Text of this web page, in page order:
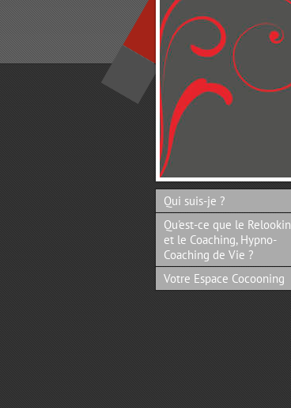
Qui suis-je ?
Qu'est-ce que le
et le Coaching, Hypno-
Coaching de Vie ?
Votre Espace Cocooning